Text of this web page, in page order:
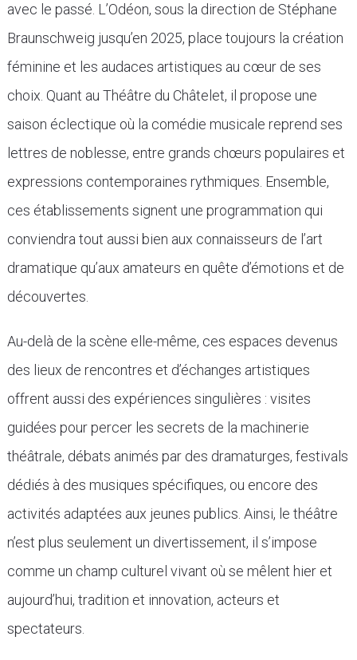
avec le passé. L’Odéon, sous la direction de Stéphane
Braunschweig jusqu’en 2025, place toujours la création
féminine et les audaces artistiques au cœur de ses
choix. Quant au Théâtre du Châtelet, il propose une
saison éclectique où la comédie musicale reprend ses
lettres de noblesse, entre grands chœurs populaires et
expressions contemporaines rythmiques. Ensemble,
ces établissements signent une programmation qui
conviendra tout aussi bien aux connaisseurs de l’art
dramatique qu’aux amateurs en quête d’émotions et de
découvertes.
Au-delà de la scène elle-même, ces espaces devenus
des lieux de rencontres et d’échanges artistiques
offrent aussi des expériences singulières : visites
guidées pour percer les secrets de la machinerie
théâtrale, débats animés par des dramaturges, festivals
dédiés à des musiques spécifiques, ou encore des
activités adaptées aux jeunes publics. Ainsi, le théâtre
n’est plus seulement un divertissement, il s’impose
comme un champ culturel vivant où se mêlent hier et
aujourd’hui, tradition et innovation, acteurs et
spectateurs.